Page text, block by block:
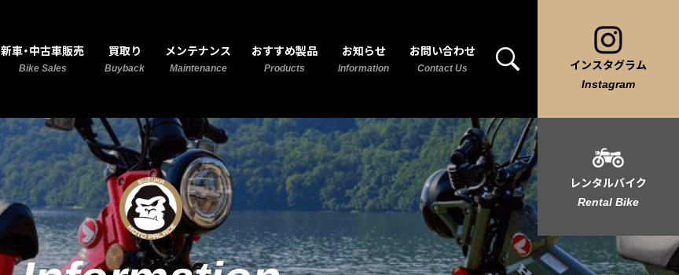
インスタグラム
Instagram
レンタルバイク
Rental Bike
新車・中古車販売
Bike Sales
買取り
Buyback
メンテナンス
Maintenance
おすすめ製品
Products
お知らせ
Information
お問い合わせ
Contact Us